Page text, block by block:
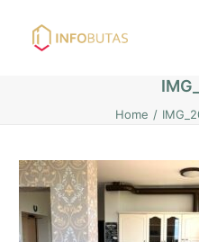
Butai
Namai / Kotedžai
Home